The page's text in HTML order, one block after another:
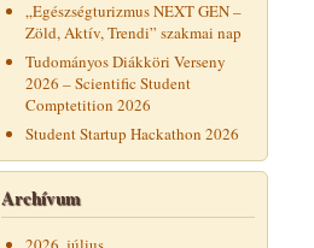
„Egészségturizmus NEXT GEN –
Zöld, Aktív, Trendi” szakmai nap
Tudományos Diákköri Verseny
2026 – Scientific Student
Comptetition 2026
Student Startup Hackathon 2026
Archívum